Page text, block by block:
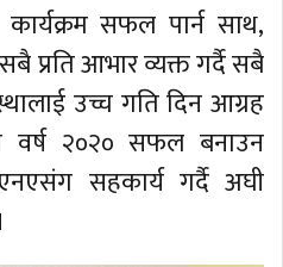
सफल पार्न साथ,
प्रति आभार व्यक्त गर्दै सबै
उच्च गति दिन आग्रह
वर्ष २०२० सफल बनाउन
सहकार्य गर्दै अघी